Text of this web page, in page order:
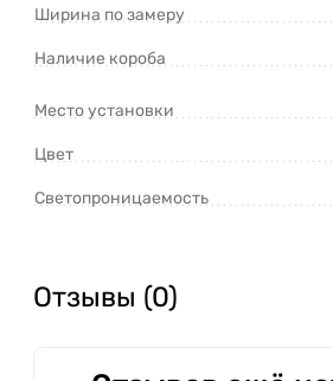
Ширина по замеру
Наличие короба
Место установки
Цвет
Светопроницаемость
Отзывы (0)